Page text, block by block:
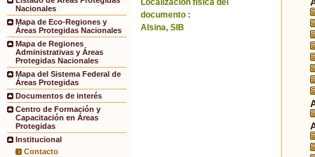
Nacionales
Mapa de Eco-Regiones y
Áreas Protegidas Nacionales
Mapa de Regiones
Administrativas y Áreas
Protegidas Nacionales
Mapa del Sistema Federal de
Áreas Protegidas
Documentos de interés
Centro de Formación y
Capacitación en Áreas
Protegidas
Institucional
Contacto
Localización física del
documento :
Alsina, SIB